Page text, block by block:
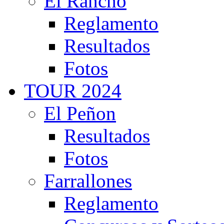
Reglamento
Resultados
Fotos
TOUR 2024
El Peñon
Resultados
Fotos
Farrallones
Reglamento